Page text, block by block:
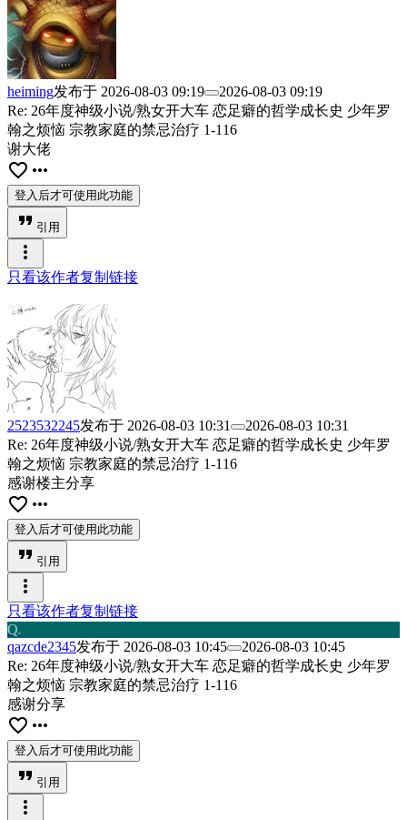
heiming发布于 2026-08-03 09:19
2026-08-03 09:19
Re: 26年度神级小说/熟女开大车 恋足癖的哲学成长史 少年罗
翰之烦恼 宗教家庭的禁忌治疗 1-116
谢大佬
favorite_border more_horiz
登入后才可使用此功能
format_quote 引用
more_vert
只看该作者复制链接
2523532245发布于 2026-08-03 10:31
2026-08-03 10:31
Re: 26年度神级小说/熟女开大车 恋足癖的哲学成长史 少年罗
翰之烦恼 宗教家庭的禁忌治疗 1-116
感谢楼主分享
favorite_border more_horiz
登入后才可使用此功能
format_quote 引用
more_vert
只看该作者复制链接
Qa
qazcde2345发布于 2026-08-03 10:45
2026-08-03 10:45
Re: 26年度神级小说/熟女开大车 恋足癖的哲学成长史 少年罗
翰之烦恼 宗教家庭的禁忌治疗 1-116
感谢分享
favorite_border more_horiz
登入后才可使用此功能
format_quote 引用
more_vert